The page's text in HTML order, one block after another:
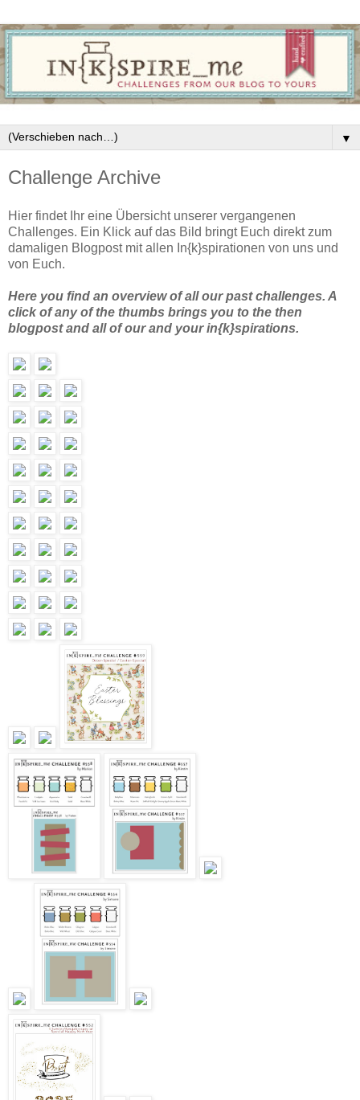
▼
Challenge Archive
Hier findet Ihr eine Übersicht unserer vergangenen
Challenges. Ein Klick auf das Bild bringt Euch direkt zum
damaligen Blogpost mit allen In{k}spirationen von uns und
von Euch.
Here you find an overview of all our past challenges. A
click of any of the thumbs brings you to the then
blogpost and all of our and your in{k}spirations.